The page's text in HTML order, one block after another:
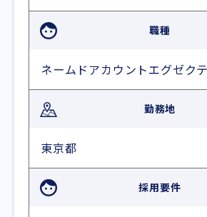
職種
ネームドアカウントエグゼク
勤務地
東京都
採用要件